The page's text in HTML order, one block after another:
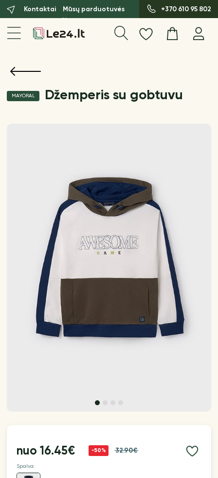
Kontaktai Mūsų parduotuvės +370 610 95 802
MAYORAL Džemperis su gobtuvu
nuo16.45€ -50% 32.90€
Spalva: